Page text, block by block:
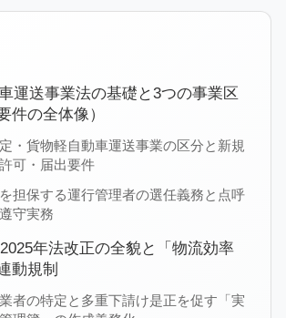
運送事業法の基礎と3つの事業区
件の全体像）
・貨物軽自動車運送事業の区分と新規
可・届出要件
担保する運行管理者の選任義務と点呼
守実務
年法改正の全貌と「物流効率
動規制
者の特定と多重下請け是正を促す「実